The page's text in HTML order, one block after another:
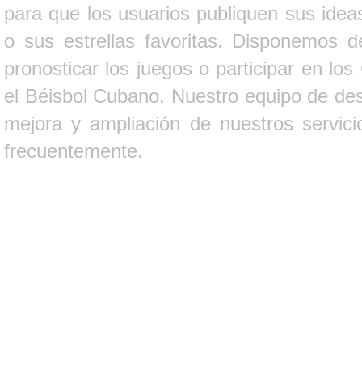
para que los usuarios publiquen sus
o sus estrellas favoritas. Disponemos
pronosticar los juegos o participar en
el Béisbol Cubano. Nuestro equipo de
mejora y ampliación de nuestros
frecuentemente.